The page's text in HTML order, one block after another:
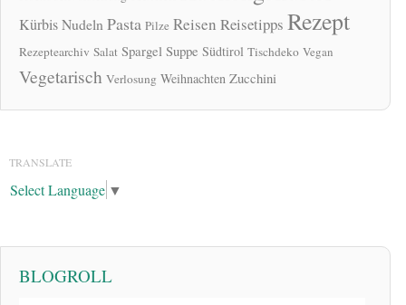
KürbisNudeln Pasta Pilze Reisen Reisetipps Rezept
Rezeptearchiv Salat Spargel Suppe Südtirol Tischdeko Vegan
Vegetarisch Verlosung Weihnachten Zucchini
TRANSLATE
Select Language ▼
BLOGROLL